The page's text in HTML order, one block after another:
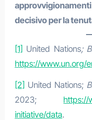
decisivo per la
[1] United Nations;
https://www.un.org/
[2] United Nations;
2023; https://
initiative/data.